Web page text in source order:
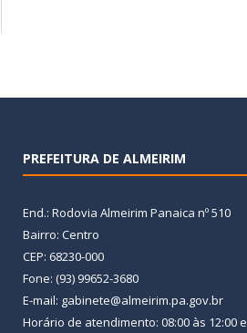
PREFEITURA DE ALMEIRIM
End.: Rodovia Almeirim Panaica nº 510
Bairro: Centro
CEP: 68230-000
Fone: (93) 99652-3680
E-mail: gabinete@almeirim.pa.gov.br
Horário de atendimento: 08:00 às 12:00